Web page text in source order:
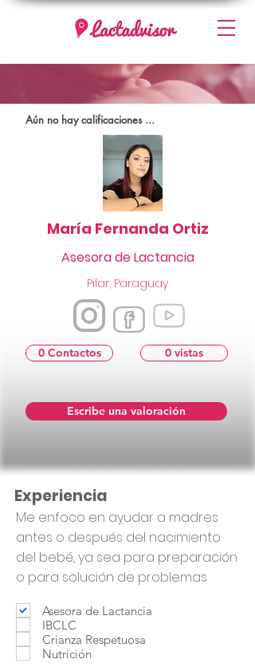
Aún no hay calificaciones ...
Escribe una valoración
0 Contactos
Pilar, Paraguay
María Fernanda Ortiz
Asesora de Lactancia
0 vistas
Me enfoco en ayudar a madres
antes o después del nacimiento
del bebé, ya sea para preparación
o para solución de problemas
Asesora de Lactancia
IBCLC
Crianza Respetuosa
Nutrición
Experiencia